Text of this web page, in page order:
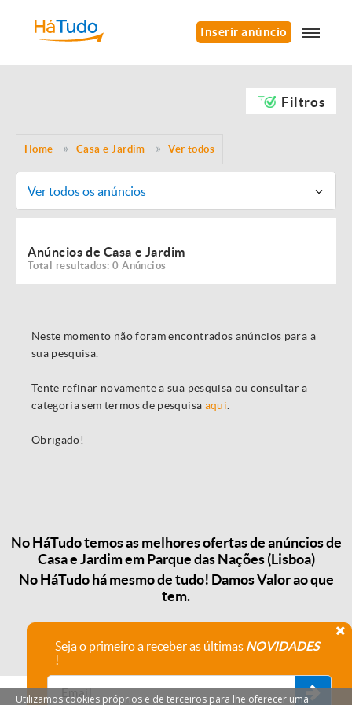
Inserir anúncio
Filtros
Home Casa e Jardim Ver todos
Ver todos os anúncios
Anúncios de Casa e Jardim
Total resultados: 0 Anúncios
Neste momento não foram encontrados anúncios para a
sua pesquisa.
Tente refinar novamente a sua pesquisa ou consultar a
categoria sem termos de pesquisa aqui
Obrigado!
No HáTudo temos as melhores ofertas de anúncios de
Casa e Jardim em Parque das Nações (Lisboa)
No HáTudo há mesmo de tudo! Damos Valor ao que
tem.
Seja o primeiro a receber as últimas NOVIDADES
!
Utilizamos cookies próprios e de terceiros para lhe oferecer uma